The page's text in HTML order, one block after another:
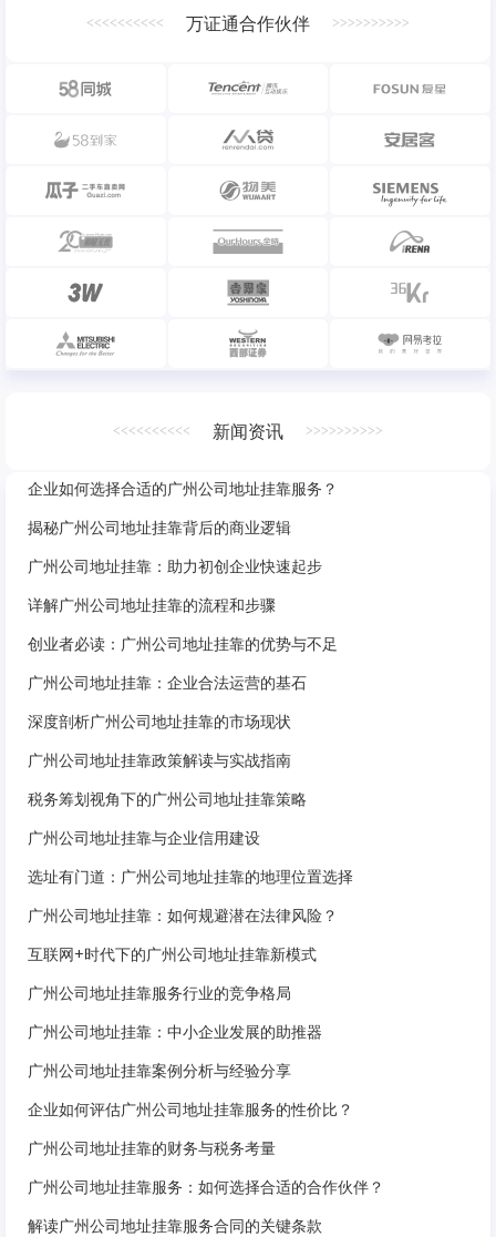
<<<<<<<<<< 万证通合作伙伴 >>>>>>>>>>
<<<<<<<<<< 新闻资讯 >>>>>>>>>>
企业如何选择合适的广州公司地址挂靠服务？
揭秘广州公司地址挂靠背后的商业逻辑
广州公司地址挂靠：助力初创企业快速起步
详解广州公司地址挂靠的流程和步骤
创业者必读：广州公司地址挂靠的优势与不足
广州公司地址挂靠：企业合法运营的基石
深度剖析广州公司地址挂靠的市场现状
广州公司地址挂靠政策解读与实战指南
税务筹划视角下的广州公司地址挂靠策略
广州公司地址挂靠与企业信用建设
选址有门道：广州公司地址挂靠的地理位置选择
广州公司地址挂靠：如何规避潜在法律风险？
互联网+时代下的广州公司地址挂靠新模式
广州公司地址挂靠服务行业的竞争格局
广州公司地址挂靠：中小企业发展的助推器
广州公司地址挂靠案例分析与经验分享
企业如何评估广州公司地址挂靠服务的性价比？
广州公司地址挂靠的财务与税务考量
广州公司地址挂靠服务：如何选择合适的合作伙伴？
解读广州公司地址挂靠服务合同的关键条款